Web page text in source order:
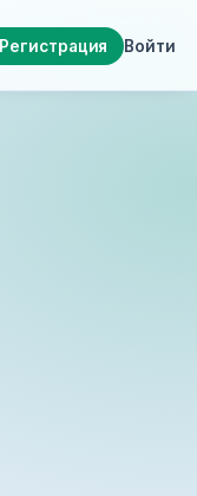
Регистрация Войти